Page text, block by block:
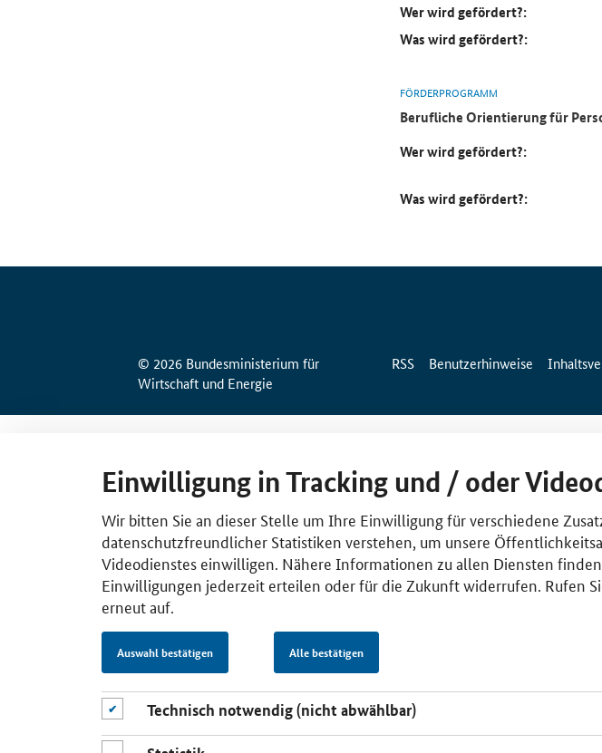
Wer wird gefördert?:
Was wird gefördert?:
FÖRDERPROGRAMM
Berufliche Orientierung für
Wer wird gefördert?:
Was wird gefördert?:
© 2026 Bundesministerium für
Wirtschaft und Energie
RSS Benutzerhinweise
Einwilligung in Tracking und / oder
Wir bitten Sie an dieser Stelle um Ihre Einwilligung für verschiedene
datenschutzfreundlicher Statistiken verstehen, um unsere
Videodienstes einwilligen. Nähere Informationen zu allen Diensten
Einwilligungen jederzeit erteilen oder für die Zukunft widerrufen. Rufen
erneut auf.
Auswahl bestätigen Alle bestätigen
Technisch notwendig (nicht abwählbar)